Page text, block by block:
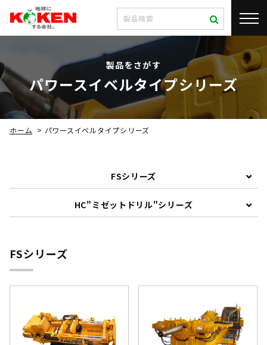
製品をさがす
パワースイベルタイプシリーズ
ホーム > パワースイベルタイプシリーズ
FSシリーズ
HC"ミゼットドリル"シリーズ
FSシリーズ